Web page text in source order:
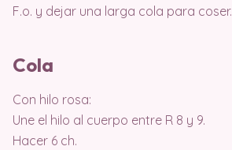
F.o. y dejar una larga cola para coser.
Cola
Con hilo rosa:
Une el hilo al cuerpo entre R 8 y 9.
Hacer 6 ch.